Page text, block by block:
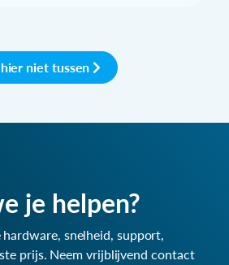
niet tussen
je helpen?
snelheid, support,
prijs. Neem vrijblijvend contact